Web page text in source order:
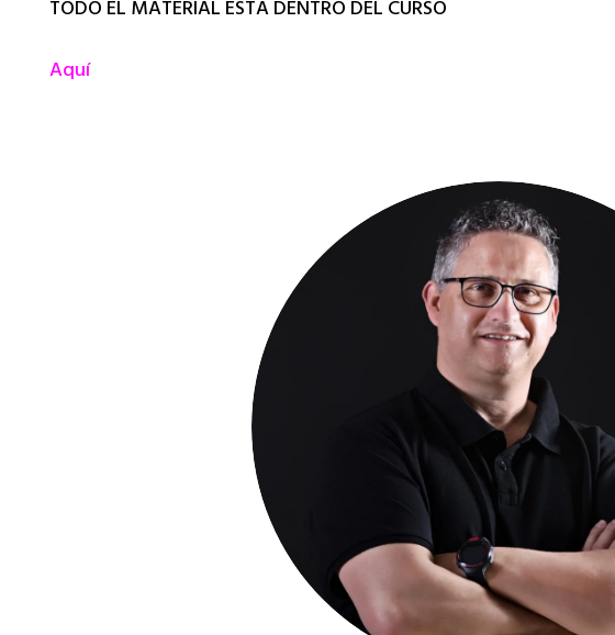
TODO EL MATERIAL ESTA DENTRO DEL CURSO
Aquí